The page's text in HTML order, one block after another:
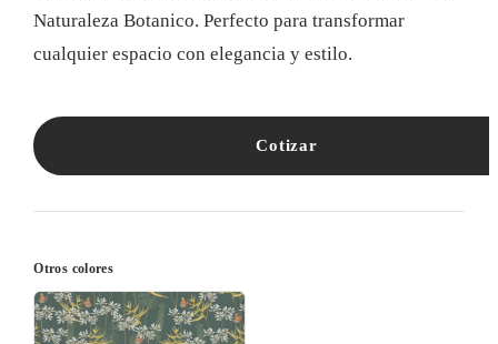
Naturaleza Botanico. Perfecto para transformar
cualquier espacio con elegancia y estilo.
Cotizar
Otros colores